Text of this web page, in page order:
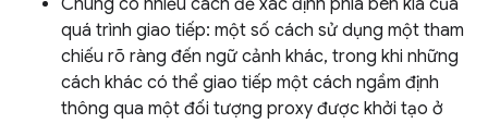
quá trình giao tiếp: một số cách sử dụng một tham
chiếu rõ ràng đến ngữ cảnh khác, trong khi những
cách khác có thể giao tiếp một cách ngầm định
thông qua một đối tượng proxy được khởi tạo ở